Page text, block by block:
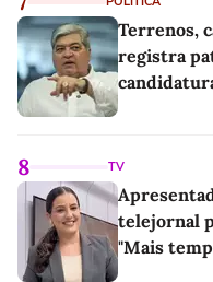
Terrenos,
registra
8 TV
telejornal
"Mais